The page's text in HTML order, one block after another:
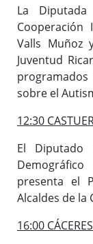
La
Cooperación
Valls Muñoz
Juventud
sobre el
12:30
El Diputado
presenta el
Alcaldes de la
16:00